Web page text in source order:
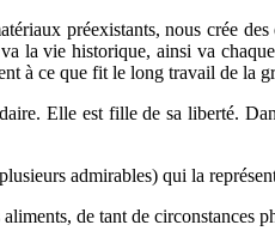
préexistants, nous crée
vie historique, ainsi va
à ce que fit le long travail de la
Elle est fille de sa liberté.
admirables) qui la
de tant de circonstances